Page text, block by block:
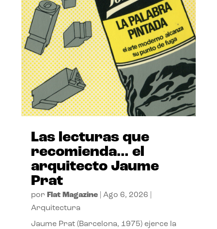
Las lecturas que
recomienda… el
arquitecto Jaume
Prat
por Flat Magazine| Ago 6, 2026
Arquitectura
Jaume Prat (Barcelona, 1975) ejerce la